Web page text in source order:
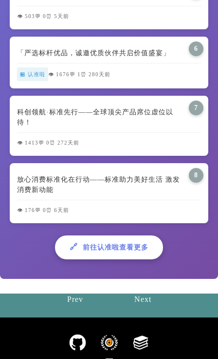
👁️ 503 💬 0 ⏰ 5天前
6
「严选标杆优品，诚邀优质伙伴共启价值盛宴」
🏪 认准啦 👁️ 1676 💬 1 ⏰ 280天前
7
科创领航·标准先行——全球顶尖产品席位虚位以
待！
👁️ 1413 💬 0 ⏰ 272天前
8
放心消费标准化在行动——标准助力美好生活 激发
消费新动能
👁️ 176 💬 0 ⏰ 6天前
🔗 前往认准啦查看更多
Prev Next